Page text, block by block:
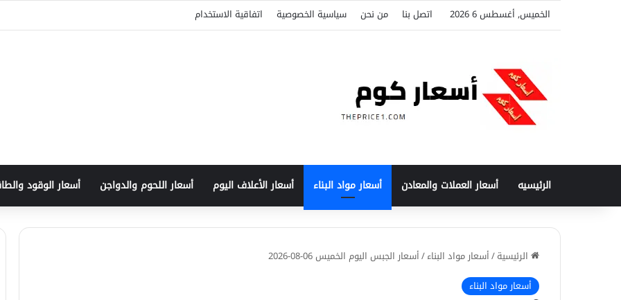
الخميس, أغسطس 6 2026 اتصل بنا من نحن سياسية الخصوصية اتفاقية الاستخدام
الرئيسيه أسعار العملات والمعادن أسعار مواد البناء أسعار الأعلاف اليوم أسعار اللحوم والدواجن أسعار الوقود
الرئيسية/أسعار مواد البناء/أسعار الجبس اليوم الخميس 06-08-2026
أسعار مواد البناء